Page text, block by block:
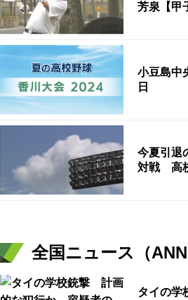
芳泉【甲
小豆島中
日
今夏引退
対戦 高
全国ニュース（ANN
タイの